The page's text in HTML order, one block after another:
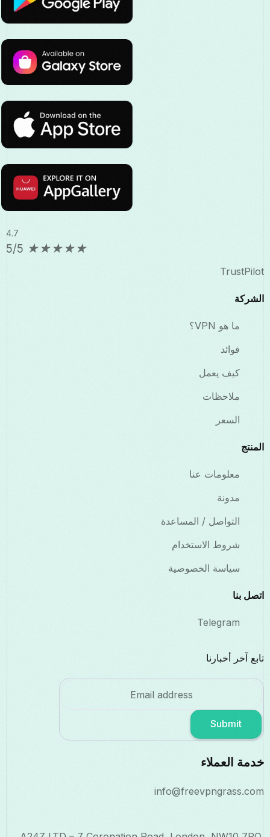
4.7
★
★
★
★
★
5/5
TrustPilot
الشركة
ما هو VPN؟
فوائد
كيف يعمل
ملاحظات
السعر
المنتج
معلومات عنا
مدونة
التواصل / المساعدة
شروط الاستخدام
سياسة الخصوصية
اتصل بنا
Telegram
تابع آخر أخبارنا
Submit
خدمة العملاء
info@freevpngrass.com